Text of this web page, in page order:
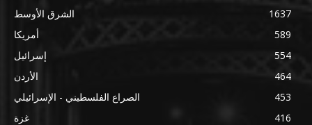
الشرق الأوسط
1637
أمريكا
589
إسرائيل
554
الأردن
464
الصراع الفلسطيني - الإسرائيلي
453
غزة
416